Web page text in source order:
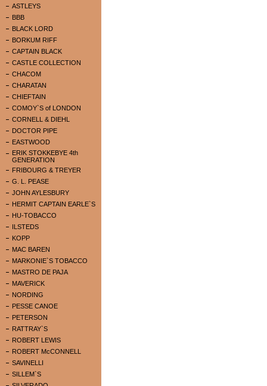
ASTLEYS
BBB
BLACK LORD
BORKUM RIFF
CAPTAIN BLACK
CASTLE COLLECTION
CHACOM
CHARATAN
CHIEFTAIN
COMOY`S of LONDON
CORNELL & DIEHL
DOCTOR PIPE
EASTWOOD
ERIK STOKKEBYE 4th
GENERATION
FRIBOURG & TREYER
G. L. PEASE
JOHN AYLESBURY
HERMIT CAPTAIN EARLE`S
HU-TOBACCO
ILSTEDS
KOPP
MAC BAREN
MARKONIE`S TOBACCO
MASTRO DE PAJA
MAVERICK
NORDING
PESSE CANOE
PETERSON
RATTRAY`S
ROBERT LEWIS
ROBERT McCONNELL
SAVINELLI
SILLEM`S